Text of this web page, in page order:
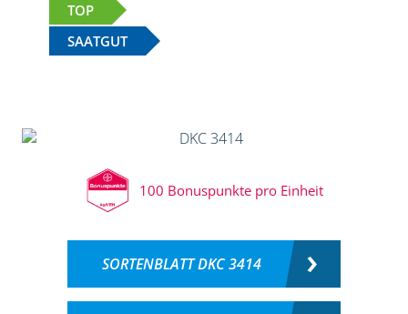
TOP
SAATGUT
100 Bonuspunkte pro Einheit
SORTENBLATT DKC 3414